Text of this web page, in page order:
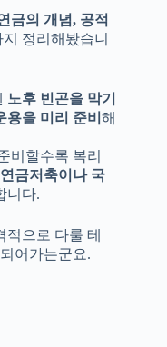
금의 개념, 공적
지 정리해봤습니
노후 빈곤을 막기
을 미리 준비 해
비할수록 복리
연금저축이나 국
니다.
적으로 다룰 테
어가는군요.